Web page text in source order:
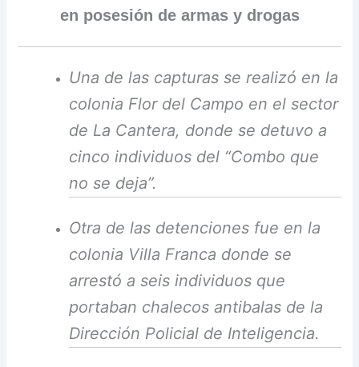
en posesión de armas y drogas
Una de las capturas se realizó en la
colonia Flor del Campo en el sector
de La Cantera, donde se detuvo a
cinco individuos del “Combo que
no se deja”.
Otra de las detenciones fue en la
colonia Villa Franca donde se
arrestó a seis individuos que
portaban chalecos antibalas de la
Dirección Policial de Inteligencia.